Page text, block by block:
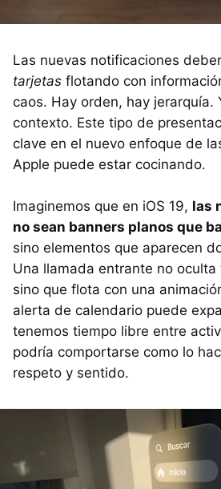
Las nuevas notificaciones
tarjetas flotando con
caos. Hay orden, hay jerarquía.
contexto. Este tipo de
clave en el nuevo enfoque de
Apple puede estar cocinando.
Imaginemos que en iOS 19, las
no sean banners planos que
sino elementos que aparecen
Una llamada entrante no
sino que flota con una
alerta de calendario puede
tenemos tiempo libre entre
podría comportarse como lo
respeto y sentido.